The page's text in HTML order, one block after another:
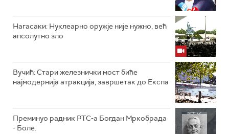
Нагасаки: Нуклеарно оружје није нужно, већ
апсолутно зло
Вучић: Стари железнички мост биће
најмодернија атракција, завршетак до Експа
Преминуо радник РТС-а Богдан Мркобрада
- Боле.